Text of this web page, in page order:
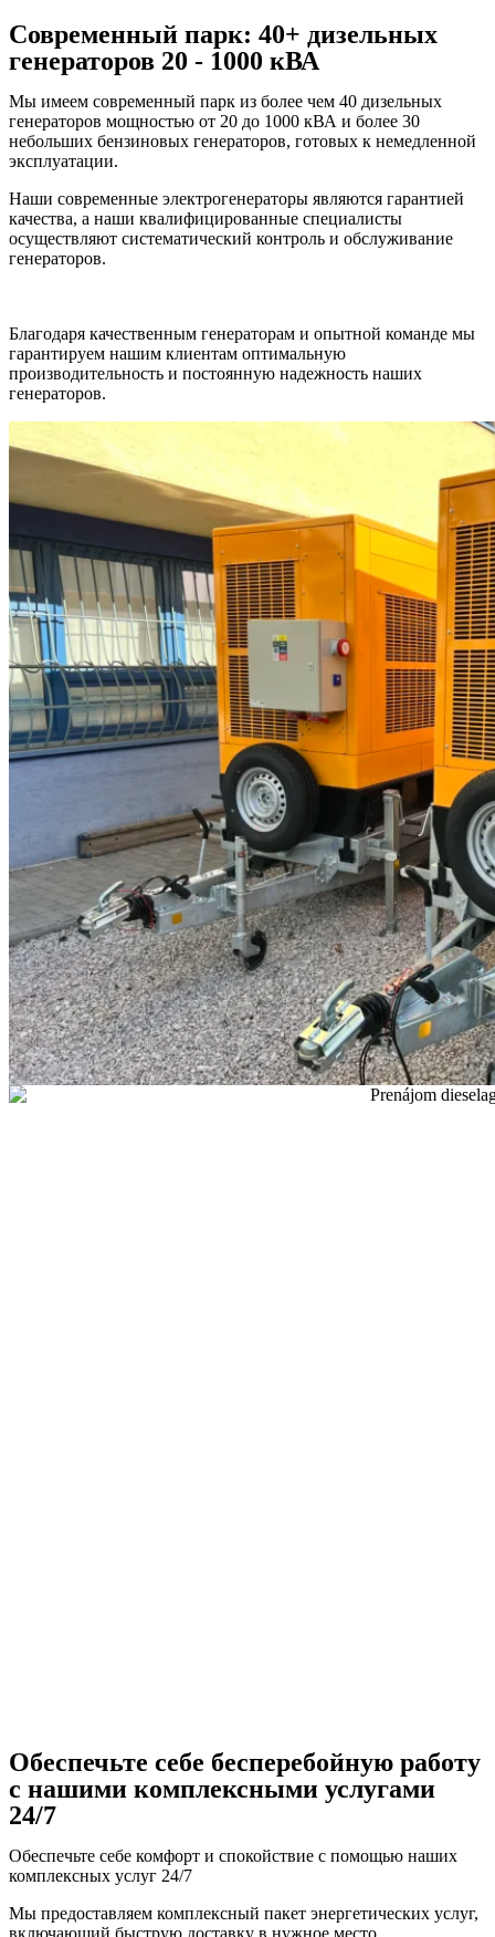
Современный парк: 40+ дизельных
генераторов 20 - 1000 кВА
Мы имеем современный парк из более чем 40 дизельных
генераторов мощностью от 20 до 1000 кВА и более 30
небольших бензиновых генераторов, готовых к немедленной
эксплуатации.
Наши современные электрогенераторы являются гарантией
качества, а наши квалифицированные специалисты
осуществляют систематический контроль и обслуживание
генераторов.
Благодаря качественным генераторам и опытной команде мы
гарантируем нашим клиентам оптимальную
производительность и постоянную надежность наших
генераторов.
Обеспечьте себе бесперебойную работу
с нашими комплексными услугами
24/7
Обеспечьте себе комфорт и спокойствие с помощью наших
комплексных услуг 24/7
Мы предоставляем комплексный пакет энергетических услуг,